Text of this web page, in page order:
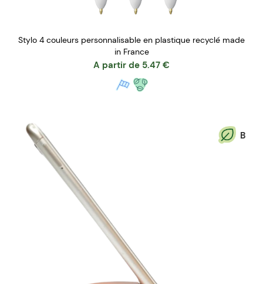
Stylo 4 couleurs personnalisable en plastique recyclé made
in France
A partir de 5.47 €
B